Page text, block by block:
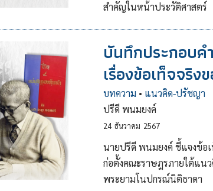
สำคัญในหน้าประวัติศาสตร์
บันทึกประกอบ
เรื่องข้อเท็จจริ
บทความ • แนวคิด-ปรัชญา
ปรีดี พนมยงค์
24 ธันวาคม 2567
นายปรีดี พนมยงค์ ชี้แจงข้อเ
ก่อตั้งคณะราษฎรภายใต้แน
พระยามโนปกรณ์นิติธาดา